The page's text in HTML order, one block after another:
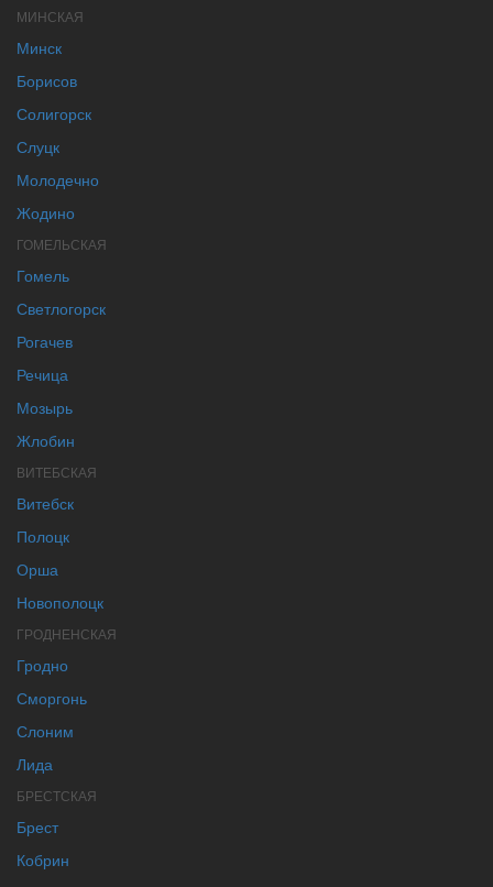
МИНСКАЯ
Минск
Борисов
Солигорск
Слуцк
Молодечно
Жодино
ГОМЕЛЬСКАЯ
Гомель
Светлогорск
Рогачев
Речица
Мозырь
Жлобин
ВИТЕБСКАЯ
Витебск
Полоцк
Орша
Новополоцк
ГРОДНЕНСКАЯ
Гродно
Сморгонь
Слоним
Лида
БРЕСТСКАЯ
Брест
Кобрин